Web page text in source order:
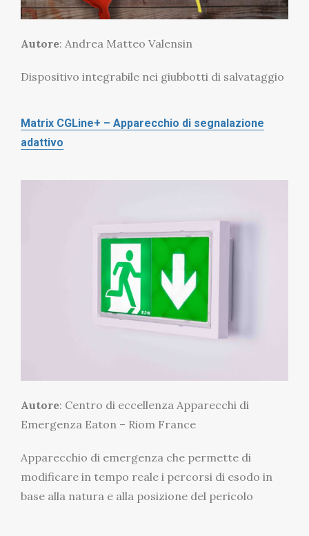
Autore: Andrea Matteo Valensin
Dispositivo integrabile nei giubbotti di salvataggio
Matrix CGLine+ – Apparecchio di segnalazione
adattivo
Autore: Centro di eccellenza Apparecchi di
Emergenza Eaton – Riom France
Apparecchio di emergenza che permette di
modificare in tempo reale i percorsi di esodo in
base alla natura e alla posizione del pericolo